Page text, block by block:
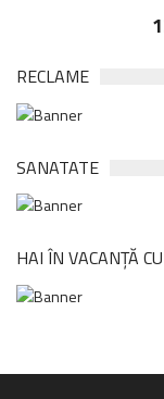
RECLAME
SANATATE
HAI ÎN VACANȚĂ